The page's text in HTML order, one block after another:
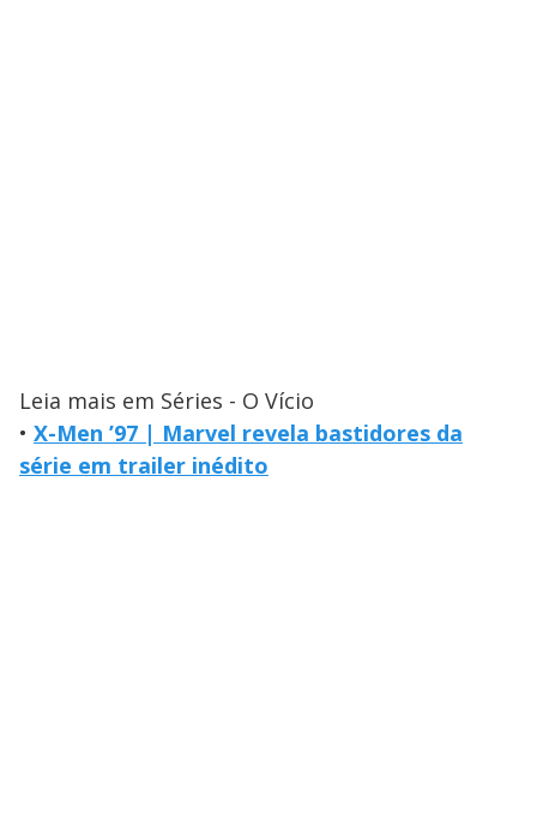
Leia mais em Séries - O Vício
• X-Men ’97 | Marvel revela bastidores da
série em trailer inédito